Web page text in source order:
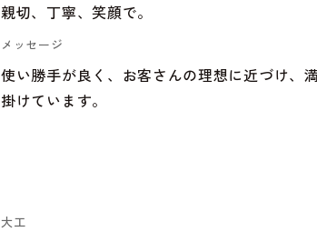
親切、丁寧、笑顔で。
メッセージ
使い勝手が良く、お客さんの理想に近づけ、
掛けています。
大工